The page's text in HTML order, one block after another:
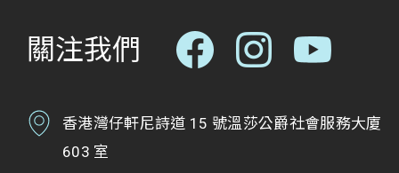
關注我們
香港灣仔軒尼詩道 15 號溫莎公爵社會服務大廈
603 室